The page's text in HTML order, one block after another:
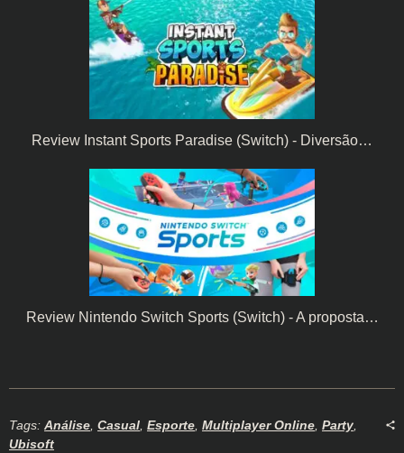
Review Instant Sports Paradise (Switch) - Diversão…
Review Nintendo Switch Sports (Switch) - A proposta…
Tags: Análise, Casual, Esporte, Multiplayer Online, Party,
Ubisoft